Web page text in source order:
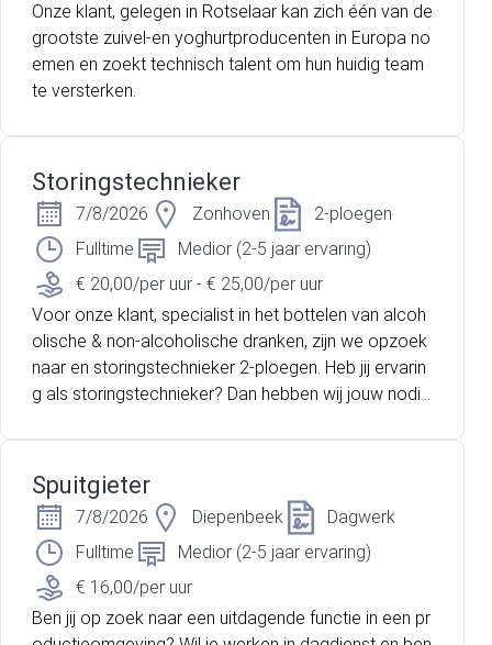
Onze klant, gelegen in Rotselaar kan zich één van de
grootste zuivel-en yoghurtproducenten in Europa no
emen en zoekt technisch talent om hun huidig team
te versterken.
Storingstechnieker
7/8/2026 Zonhoven
2-ploegen
Fulltime
Medior (2-5 jaar ervaring)
€ 20,00/per uur - € 25,00/per uur
Voor onze klant, specialist in het bottelen van alcoh
olische & non-alcoholische dranken, zijn we opzoek
naar en storingstechnieker 2-ploegen. Heb jij ervarin
g als storingstechnieker? Dan hebben wij jouw nodi
Spuitgieter
7/8/2026 Diepenbeek
Dagwerk
Fulltime
Medior (2-5 jaar ervaring)
€ 16,00/per uur
Ben jij op zoek naar een uitdagende functie in een pr